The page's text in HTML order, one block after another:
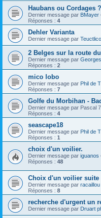
Haubans ou Cordages
Dernier message par BMayer
Réponses : 4
Dehler Varianta
Dernier message par
2 Belges sur la route
Dernier message par Georges
Réponses : 2
mico lobo
Dernier message par Phil de
Réponses : 7
Golfe du Morbihan -
Dernier message par Pascal
Réponses : 4
seascape18
Dernier message par Phil de
Réponses : 1
choix d'un voilier.
Dernier message par iguanos
Réponses : 48
Choix d'un voilier suite
Dernier message par racaillou
Réponses : 8
recherche d'urgent un
Dernier message par Druart